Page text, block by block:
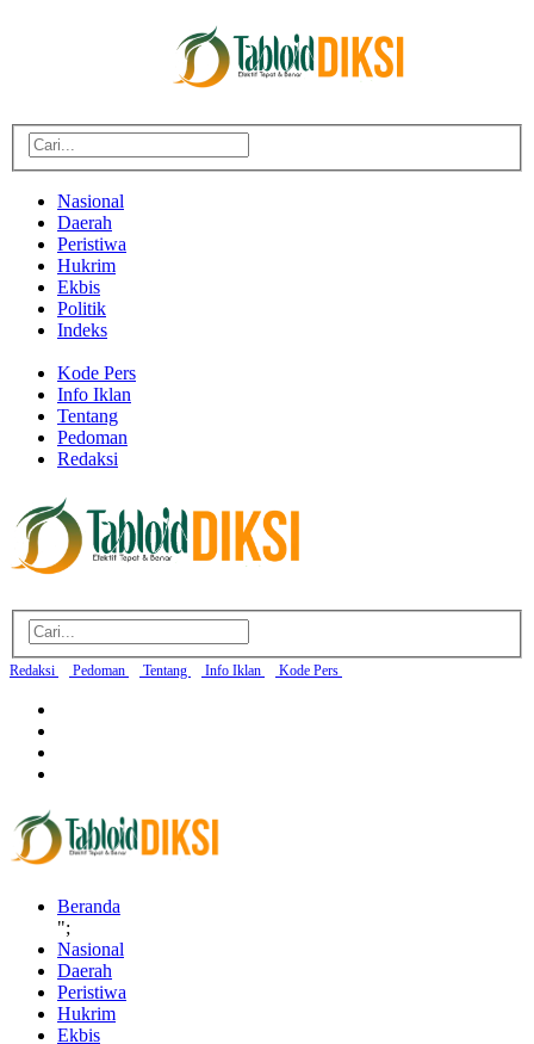
Nasional
Daerah
Peristiwa
Hukrim
Ekbis
Politik
Indeks
Kode Pers
Info Iklan
Tentang
Pedoman
Redaksi
Redaksi Pedoman Tentang Info Iklan Kode Pers
Beranda
";
Nasional
Daerah
Peristiwa
Hukrim
Ekbis